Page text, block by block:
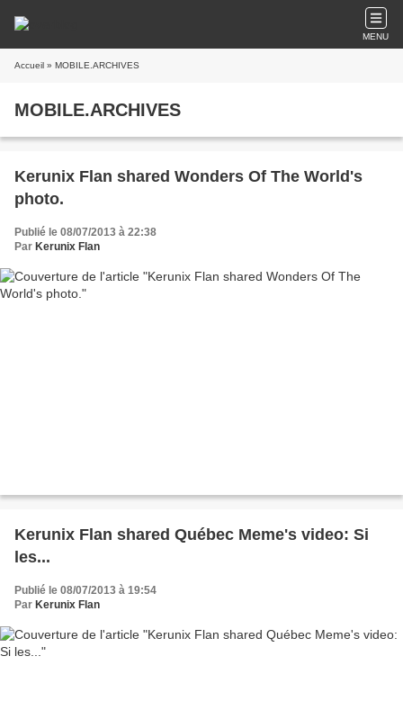
MENU
Accueil » MOBILE.ARCHIVES
MOBILE.ARCHIVES
Kerunix Flan shared Wonders Of The World's
photo.
Publié le 08/07/2013 à 22:38
Par Kerunix Flan
Kerunix Flan shared Québec Meme's video: Si
les...
Publié le 08/07/2013 à 19:54
Par Kerunix Flan